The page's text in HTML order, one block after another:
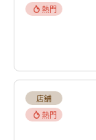
熱門
店舖
熱門